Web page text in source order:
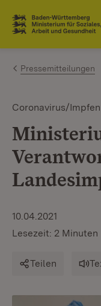
Zum Inhalt
Link zur Startseite
Pressemitteilungen
Coronavirus/Impfen
10.04.2021
Lesezeit: 2 Minuten
Teilen